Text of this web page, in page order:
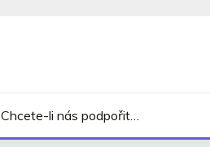
Chcete-li nás podpořit…